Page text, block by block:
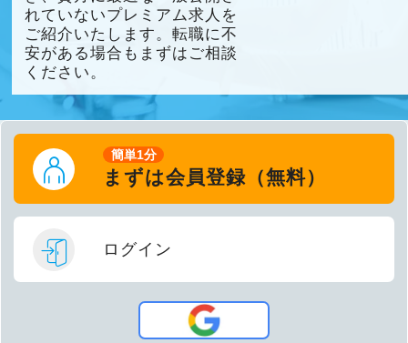
れていないプレミアム求人を
ご紹介いたします。転職に不
安がある場合もまずはご相談
ください。
簡単1分
まずは会員登録（無料）
ログイン